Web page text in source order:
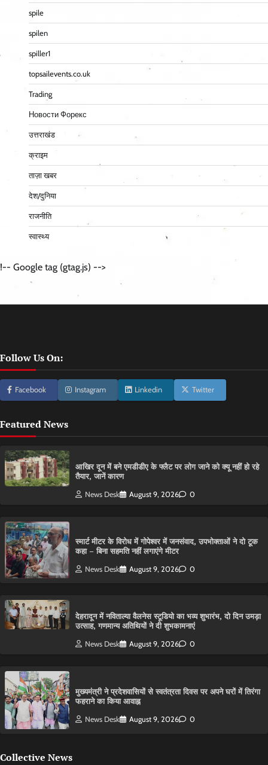
spile
spilen
spiller1
topsailevents.co.uk
Trading
Новости Форекс
उत्तराखंड
क्राइम
ताज़ा खबर
देश/दुनिया
राजनीति
स्वास्थ्य
!-- Google tag (gtag.js) -->
Follow Us On:
Facebook Instagram Linkedin Twitter
Featured News
आ​खिर दून में बने एमडीडीए के फ्लैट पर लोग जाने को क्यू नहीं हो रहे
तैयार, जानें कारण
News Desk August 9, 2026 0
स्मार्ट मीटर के विरोध में गोपेश्वर में जनसंवाद, उपभोक्ताओं ने दो टूक
कहा – बिना सहमति नहीं लगाएंगे मीटर
News Desk August 9, 2026 0
देहरादून में नविताल्या वैलनेस स्टूडियो का भव्य शुभारंभ, दो दिन उमड़ा
उत्साह, गणमान्य अतिथियों ने दी शुभकामनाएं
News Desk August 9, 2026 0
मुख्यमंत्री ने प्रदेशवासियों से स्वतंत्रता दिवस पर अपने घरों में तिरंगा
फहराने का किया आवाह्न
News Desk August 9, 2026 0
Collective News